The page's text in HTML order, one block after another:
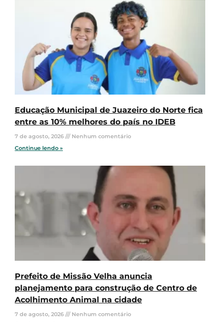
Educação Municipal de Juazeiro do Norte fica
entre as 10% melhores do país no IDEB
7 de agosto, 2026
Nenhum comentário
Continue lendo »
Prefeito de Missão Velha anuncia
planejamento para construção de Centro de
Acolhimento Animal na cidade
7 de agosto, 2026
Nenhum comentário